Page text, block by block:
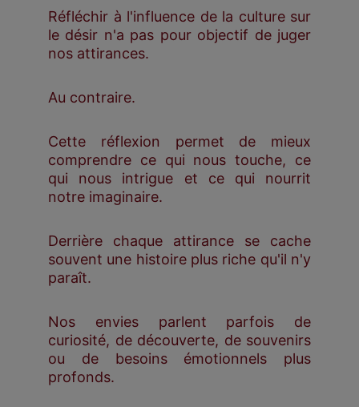
Réfléchir à l'influence de la culture sur
le désir n'a pas pour objectif de juger
nos attirances.
Au contraire.
Cette réflexion permet de mieux
comprendre ce qui nous touche, ce
qui nous intrigue et ce qui nourrit
notre imaginaire.
Derrière chaque attirance se cache
souvent une histoire plus riche qu'il n'y
paraît.
Nos envies parlent parfois de
curiosité, de découverte, de souvenirs
ou de besoins émotionnels plus
profonds.